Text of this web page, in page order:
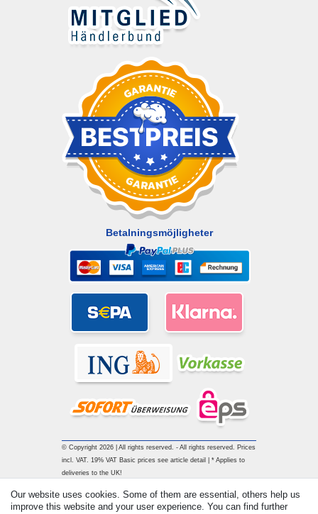
Betalningsmöjligheter
© Copyright 2026 | All rights reserved. - All rights reserved. Prices
incl. VAT. 19% VAT Basic prices see article detail | * Applies to
deliveries to the UK!
Our website uses cookies. Some of them are essential, others help us
improve this website and your user experience. You can find further
Withdraw from contract here Contact